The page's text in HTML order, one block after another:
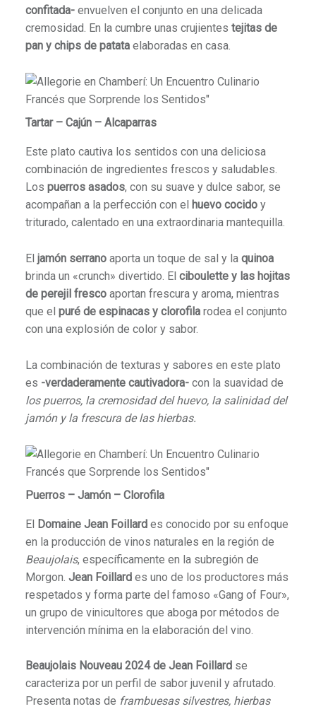
confitada-envuelven el conjunto en una delicada
cremosidad. En la cumbre unas crujientes tejitas de
pan y chips de patataelaboradas en casa.
Tartar – Cajún – Alcaparras
Este plato cautiva los sentidos con una deliciosa
combinación de ingredientes frescos y saludables.
Los puerros asados, con su suave y dulce sabor, se
acompañan a la perfección con el huevo cocidoy
triturado, calentado en una extraordinaria mantequilla.
El jamón serranoaporta un toque de sal y la quinoa
brinda un «crunch» divertido. El ciboulette y las hojitas
de perejil frescoaportan frescura y aroma, mientras
que el puré de espinacas y clorofilarodea el conjunto
con una explosión de color y sabor.
La combinación de texturas y sabores en este plato
es -verdaderamente cautivadora- con la suavidad de
los puerros, la cremosidad del huevo, la salinidad del
jamón y la frescura de las hierbas.
Puerros – Jamón – Clorofila
El Domaine Jean Foillardes conocido por su enfoque
en la producción de vinos naturales en la región de
Beaujolais, específicamente en la subregión de
Morgon. Jean Foillardes uno de los productores más
respetados y forma parte del famoso «Gang of Four»,
un grupo de vinicultores que aboga por métodos de
intervención mínima en la elaboración del vino.
Beaujolais Nouveau 2024 de Jean Foillardse
caracteriza por un perfil de sabor juvenil y afrutado.
Presenta notas de frambuesas silvestres, hierbas